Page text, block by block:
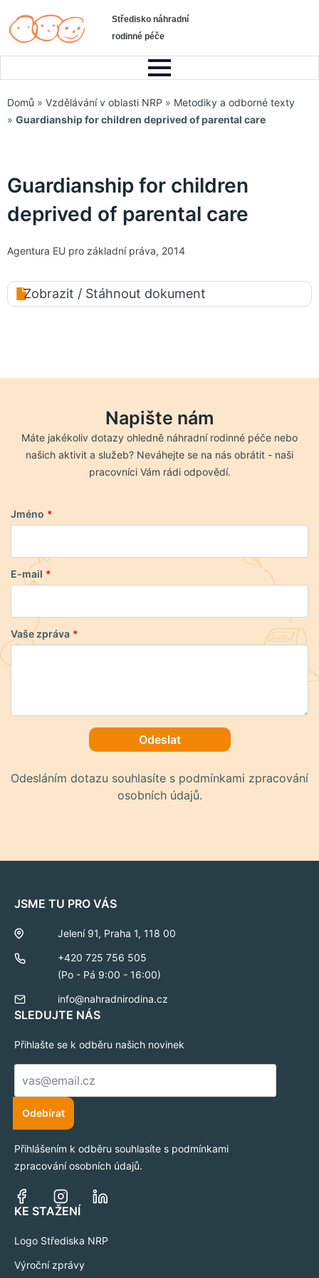
Středisko náhradní
rodinné péče
Domů » Vzdělávání v oblasti NRP » Metodiky a odborné texty
» Guardianship for children deprived of parental care
Guardianship for children
deprived of parental care
Agentura EU pro základní práva, 2014
Zobrazit / Stáhnout dokument
Napište nám
Máte jakékoliv dotazy ohledně náhradní rodinné péče nebo
našich aktivit a služeb? Neváhejte se na nás obrátit - naši
pracovníci Vám rádi odpovědí.
Jméno *
E-mail *
Vaše zpráva *
Odeslat
Odesláním dotazu souhlasíte s podmínkami zpracování
osobních údajů.
JSME TU PRO VÁS
Jelení 91, Praha 1, 118 00
+420 725 756 505
(Po - Pá 9:00 - 16:00)
info@nahradnirodina.cz
SLEDUJTE NÁS
Přihlašte se k odběru našich novinek
E-
mail
Odebírat
Přihlášením k odběru souhlasíte s podmínkami
zpracování osobních údajů.
KE STAŽENÍ
Logo Střediska NRP
Výroční zprávy